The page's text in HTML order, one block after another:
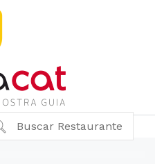
Buscar Restaurante